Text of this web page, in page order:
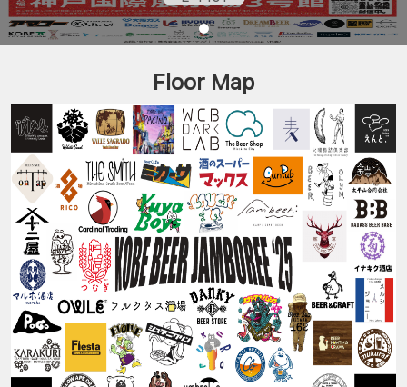
Floor Map